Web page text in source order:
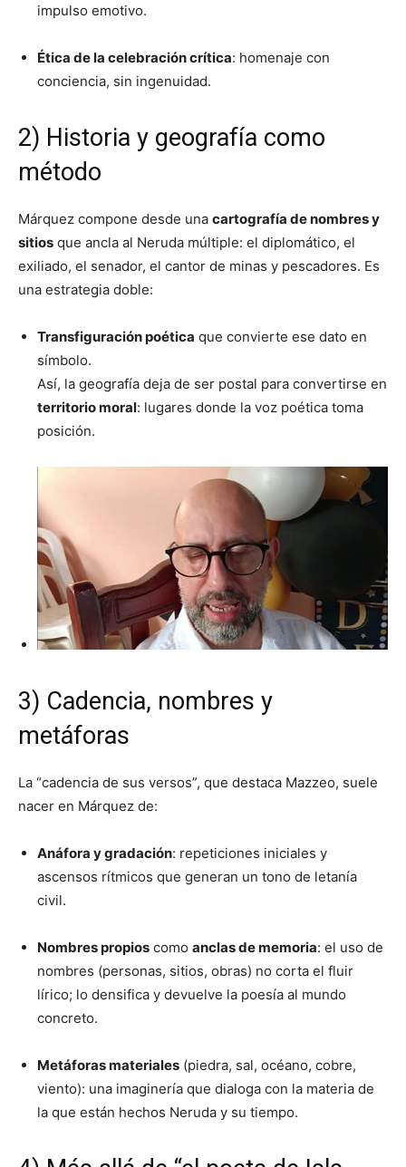
impulso emotivo.
Ética de la celebración crítica: homenaje con
conciencia, sin ingenuidad.
2) Historia y geografía como
método
Márquez compone desde una cartografía de nombres y
sitios que ancla al Neruda múltiple: el diplomático, el
exiliado, el senador, el cantor de minas y pescadores. Es
una estrategia doble:
Transfiguración poética que convierte ese dato en
símbolo.
Así, la geografía deja de ser postal para convertirse en
territorio moral: lugares donde la voz poética toma
posición.
3) Cadencia, nombres y
metáforas
La “cadencia de sus versos”, que destaca Mazzeo, suele
nacer en Márquez de:
Anáfora y gradación: repeticiones iniciales y
ascensos rítmicos que generan un tono de letanía
civil.
Nombres propios como anclas de memoria: el uso de
nombres (personas, sitios, obras) no corta el fluir
lírico; lo densifica y devuelve la poesía al mundo
concreto.
Metáforas materiales (piedra, sal, océano, cobre,
viento): una imaginería que dialoga con la materia de
la que están hechos Neruda y su tiempo.